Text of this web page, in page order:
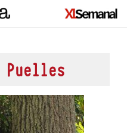
Puelles